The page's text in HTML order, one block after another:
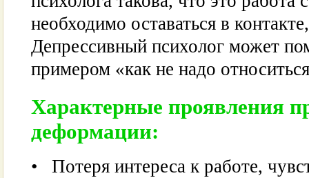
необходимо оставаться в
Депрессивный психолог может
примером «как не надо
Характерные проявления
деформации:
• Потеря интереса к работе,